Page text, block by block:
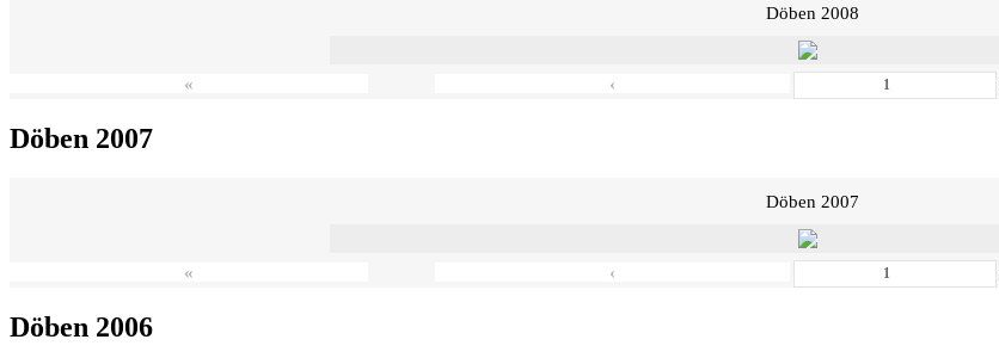
Döben 2008
« ‹
Döben 2007
Döben 2007
« ‹
Döben 2006